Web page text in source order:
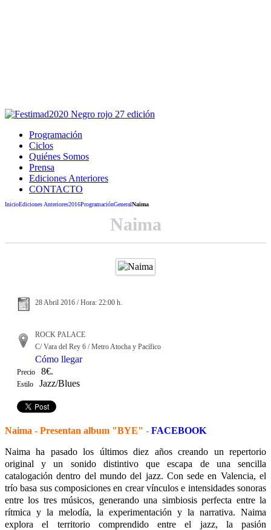
Programación
Ciclos
Quiénes Somos
Prensa
Ediciones Anteriores
CONTACTO
InicioEdiciones Anteriores2016ProgramaciónGeneralNaima
Naima
28 Abril 2016 / Hora: 22:00 h.
ROCK PALACE
C/ Vara del Rey 6 / Metro Atocha y Pacífico
Cómo llegar
Precio 8€.
Estilo Jazz/Blues
Naima - Presentan album "BYE" - FACEBOOK
Naima ha pasado los últimos diez años creando un repertorio
original y un sonido distintivo que escapa de una sencilla
catalogación dentro del mundo del jazz. Con sede en Valencia, el
trío basa sus composiciones en crear vínculos e intensidades sonoras
entre los tres músicos, generando una simbiosis perfecta entre la
rítmica y la melodía, la experimentación y la narrativa. Naima
explora el territorio comprendido entre el jazz, la pasión